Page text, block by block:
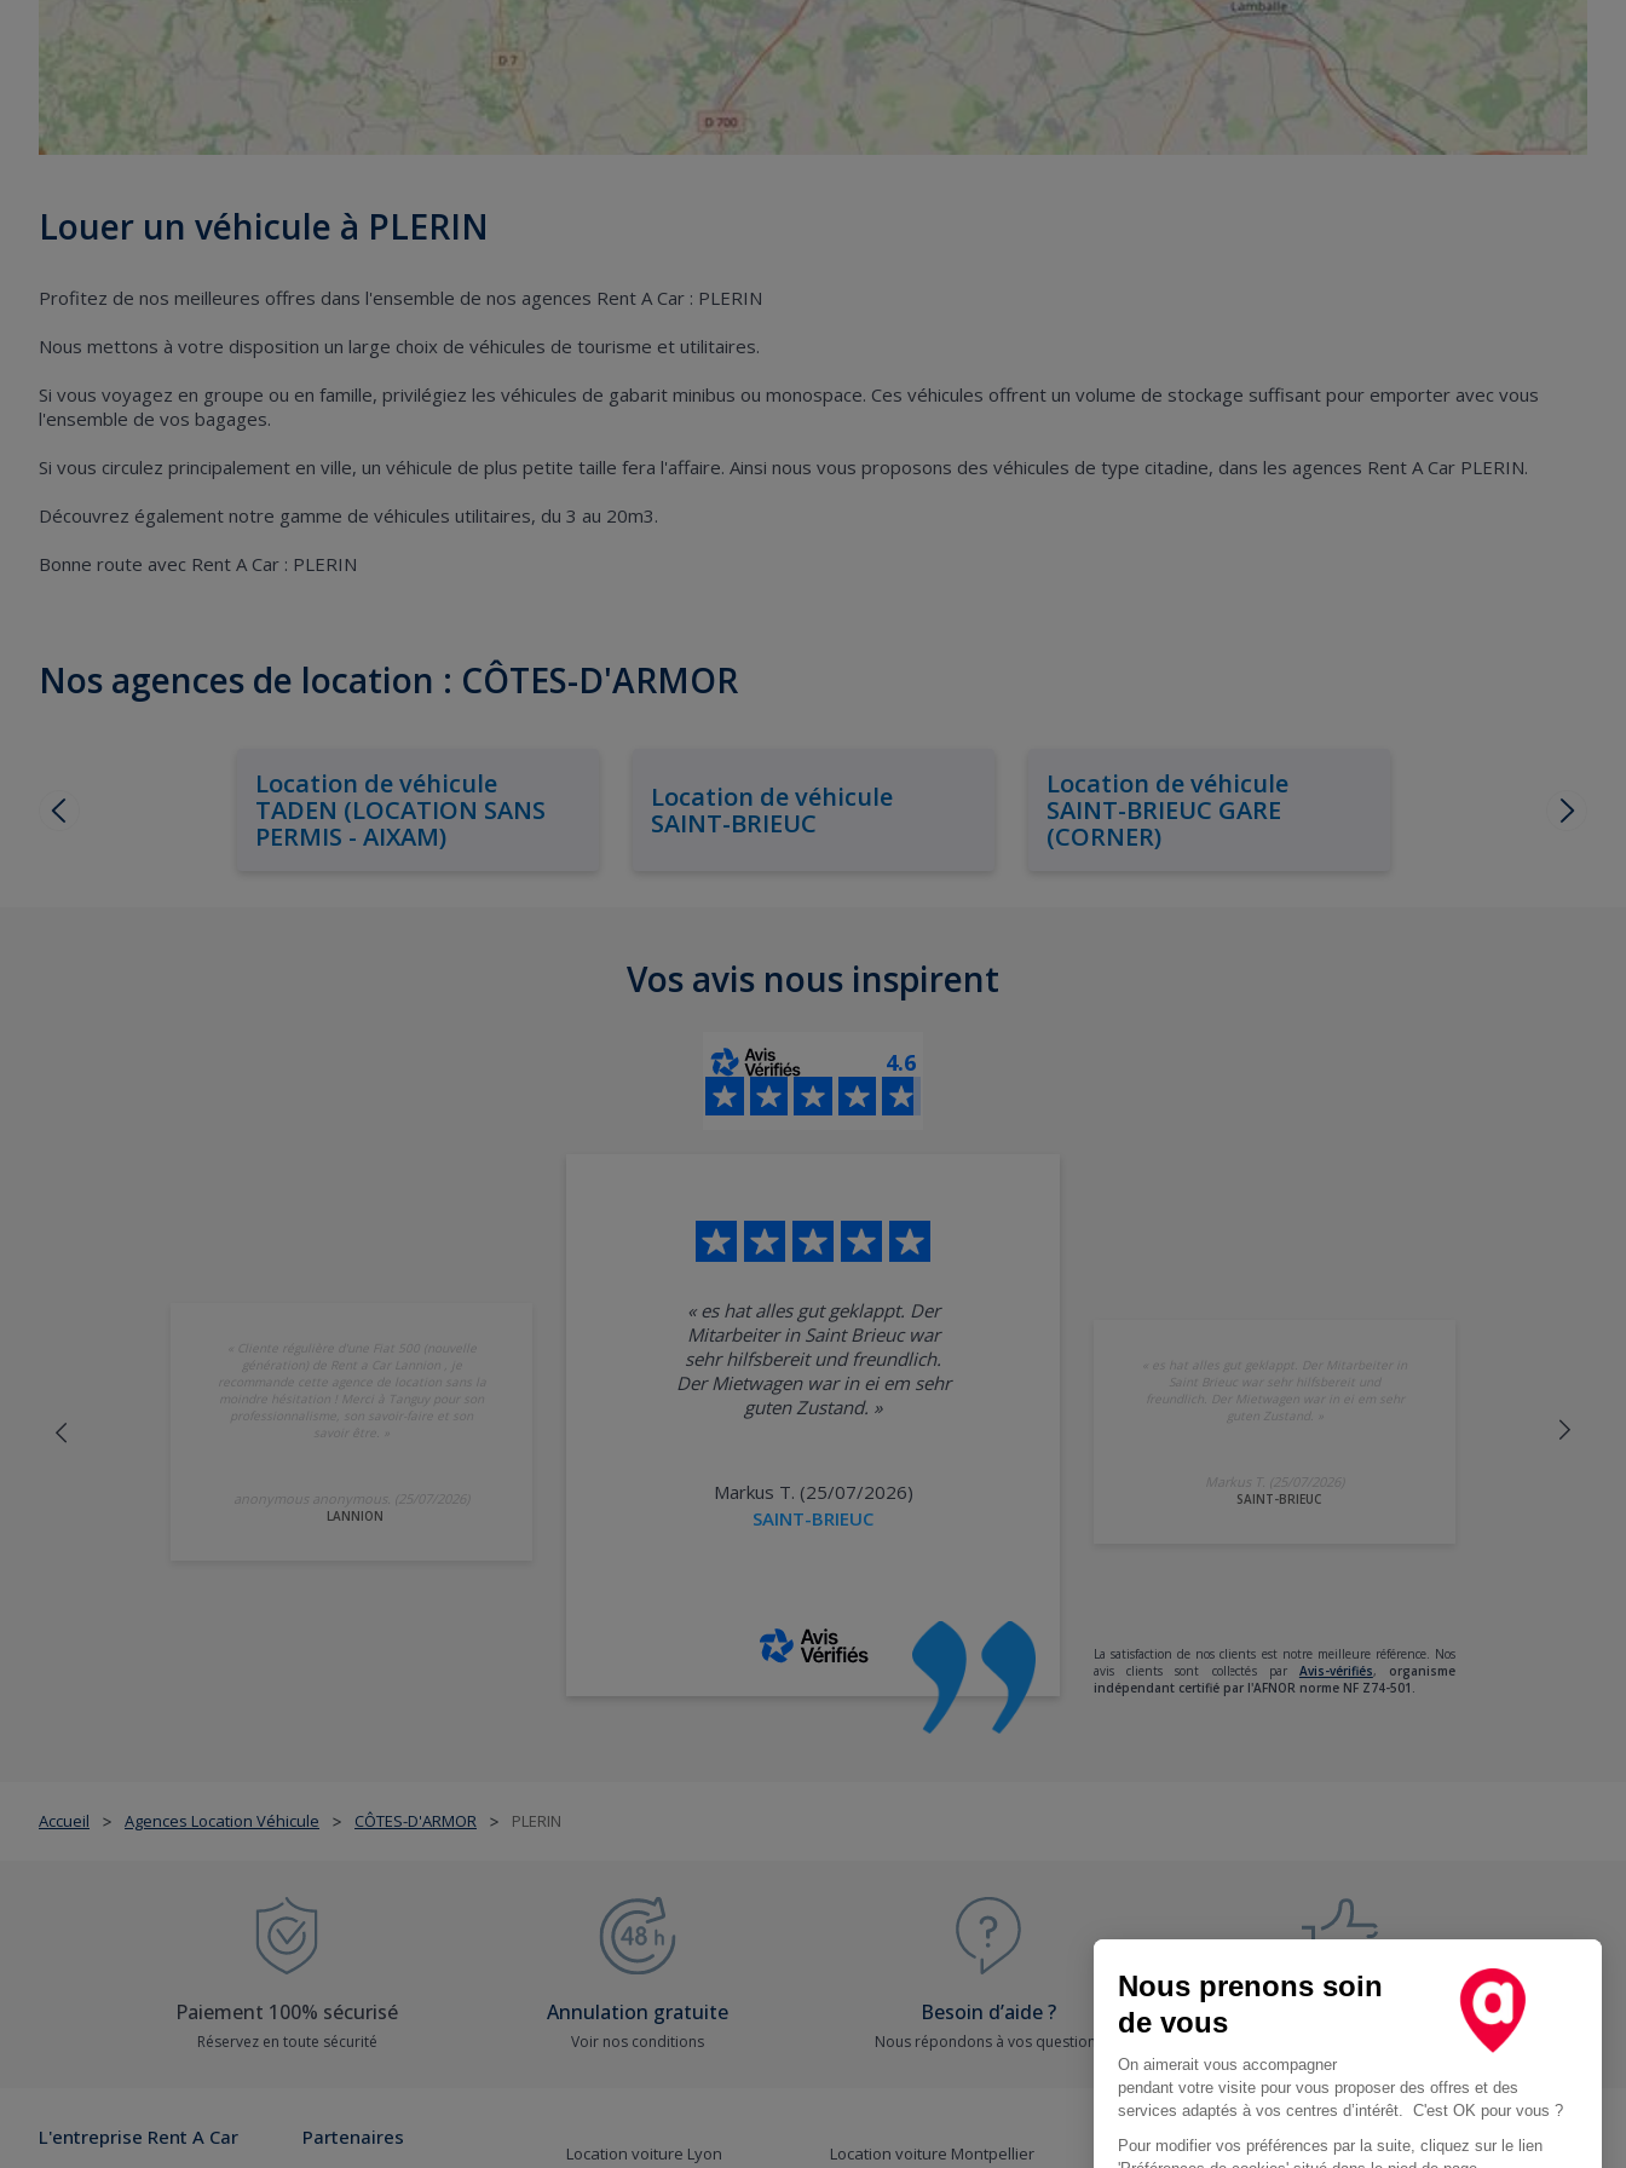
Accueil > Agences Location Véhicule > CÔTES-D'ARMOR > PLERIN
Louer un véhicule à PLERIN
Profitez de nos meilleures offres dans l'ensemble de nos agences Rent A Car : PLERIN
Nous mettons à votre disposition un large choix de véhicules de tourisme et utilitaires.
Si vous voyagez en groupe ou en famille, privilégiez les véhicules de gabarit minibus ou monospace. Ces véhicules offrent un volume de stockage suffisant pour emporter avec vous
l'ensemble de vos bagages.
Si vous circulez principalement en ville, un véhicule de plus petite taille fera l'affaire. Ainsi nous vous proposons des véhicules de type citadine, dans les agences Rent A Car PLERIN.
Découvrez également notre gamme de véhicules utilitaires, du 3 au 20m3.
Bonne route avec Rent A Car : PLERIN
Nos agences de location : CÔTES-D'ARMOR
Location de véhicule
TADEN (LOCATION SANS
PERMIS - AIXAM)
Location de véhicule
SAINT-BRIEUC
Location de véhicule
SAINT-BRIEUC GARE
(CORNER)
Vos avis nous inspirent
4.6
Cliente régulière d'une Fiat 500 (nouvelle
génération) de Rent a Car Lannion , je
recommande cette agence de location sans la
moindre hésitation ! Merci à Tanguy pour son
professionnalisme, son savoir-faire et son
savoir être.
anonymous anonymous. (25/07/2026)
LANNION
« es hat alles gut geklappt. Der
Mitarbeiter in Saint Brieuc war
sehr hilfsbereit und freundlich.
Der Mietwagen war in ei em sehr
guten Zustand. »
Markus T. (25/07/2026)
SAINT-BRIEUC
es hat alles gut geklappt. Der Mitarbeiter in
Saint Brieuc war sehr hilfsbereit und
freundlich. Der Mietwagen war in ei em sehr
guten Zustand.
Markus T. (25/07/2026)
SAINT-BRIEUC
La satisfaction de nos clients est notre meilleure référence. Nos
avis clients sont collectés par Avis-vérifiés, organisme
indépendant certifié par l'AFNOR norme NF Z74-501.
Paiement 100% sécurisé
Réservez en toute sécurité
Annulation gratuite
Voir nos conditions
Besoin d’aide ?
Nous répondons à vos questions
L'entreprise Rent A Car Partenaires
Location voiture Lyon Location voiture Montpellier Location d'utilitaire à Paris
Nous prenons soin
de vous
On aimerait vous accompagner
pendant votre visite pour vous proposer des offres et des
services adaptés à vos centres d’intérêt. C'est OK pour vous ?
Pour modifier vos préférences par la suite, cliquez sur le lien